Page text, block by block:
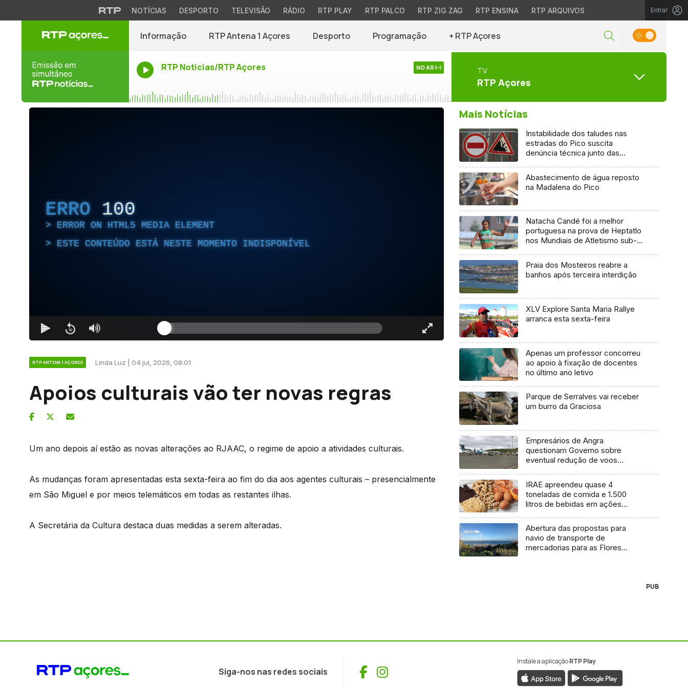
NOTÍCIAS DESPORTO TELEVISÃO RÁDIO RTP PLAY RTP PALCO RTP ZIG ZAG RTP ENSINA RTP ARQUIVOS Entrar
Informação RTP Antena 1 Açores Desporto Programação + RTP Açores
RTP Noticias/RTP Açores NO AR TV
RTP Açores
ERRO 100
ERROR ON HTML5 MEDIA ELEMENT
ESTE CONTEÚDO ESTÁ NESTE MOMENTO INDISPONÍVEL
RTP ANTENA 1 AÇORES Linda Luz | 04 jul, 2026, 08:01
Apoios culturais vão ter novas regras
Um ano depois aí estão as novas alterações ao RJAAC, o regime de apoio a atividades culturais.
As mudanças foram apresentadas esta sexta-feira ao fim do dia aos agentes culturais – presencialmente
em São Miguel e por meios telemáticos em todas as restantes ilhas.
A Secretária da Cultura destaca duas medidas a serem alteradas.
Mais Notícias
Instabilidade dos taludes nas
estradas do Pico suscita
denúncia técnica junto das
Abastecimento de água reposto
na Madalena do Pico
Natacha Candé foi a melhor
portuguesa na prova de Heptatlo
nos Mundiais de Atletismo sub-
Praia dos Mosteiros reabre a
banhos após terceira interdição
XLV Explore Santa Maria Rallye
arranca esta sexta-feira
Apenas um professor concorreu
ao apoio à fixação de docentes
no último ano letivo
Parque de Serralves vai receber
um burro da Graciosa
Empresários de Angra
questionam Governo sobre
eventual redução de voos
IRAE apreendeu quase 4
toneladas de comida e 1.500
litros de bebidas em ações
Abertura das propostas para
navio de transporte de
mercadorias para as Flores
PUB
Siga-nos nas redes sociais Facebook
Instagram
Instale a aplicaçãoRTP Play